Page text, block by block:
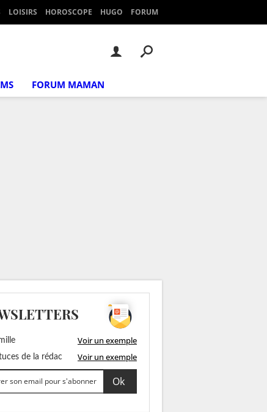
LOISIRS HOROSCOPE HUGO FORUM
FORUM MAMAN
Voir un exemple
de la rédac Voir un exemple